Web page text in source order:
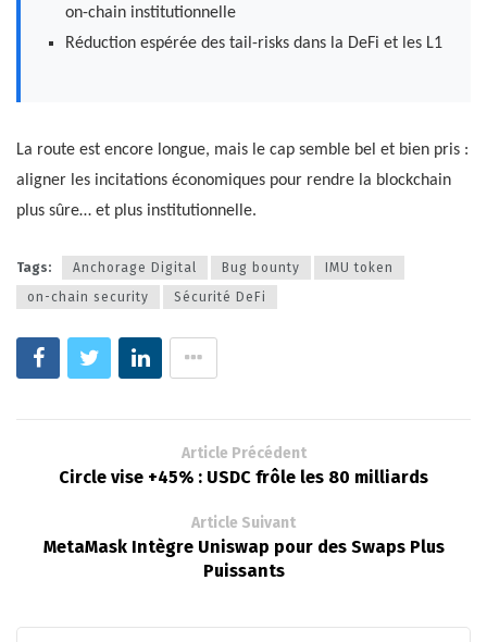
on-chain institutionnelle
Réduction espérée des tail-risks dans la DeFi et les L1
La route est encore longue, mais le cap semble bel et bien pris :
aligner les incitations économiques pour rendre la blockchain
plus sûre… et plus institutionnelle.
Tags: Anchorage Digital Bug bounty
IMU token
on-chain security
Sécurité DeFi
Article Précédent
Circle vise +45% : USDC frôle les 80 milliards
Article Suivant
MetaMask Intègre Uniswap pour des Swaps Plus
Puissants